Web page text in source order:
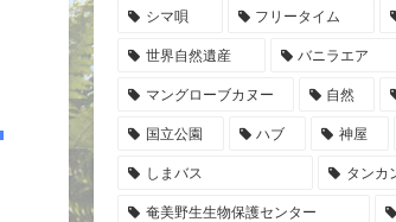
シマ唄 フリータイム
世界自然遺産 バニラエア
マングローブカヌー 自然
国立公園 ハブ 神屋
しまバス タンカ
奄美野生生物保護センター